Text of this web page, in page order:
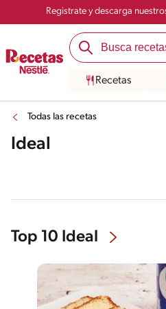
Registrate y descarga
Recetas
Todas las recetas
Ideal
Top 10 Ideal